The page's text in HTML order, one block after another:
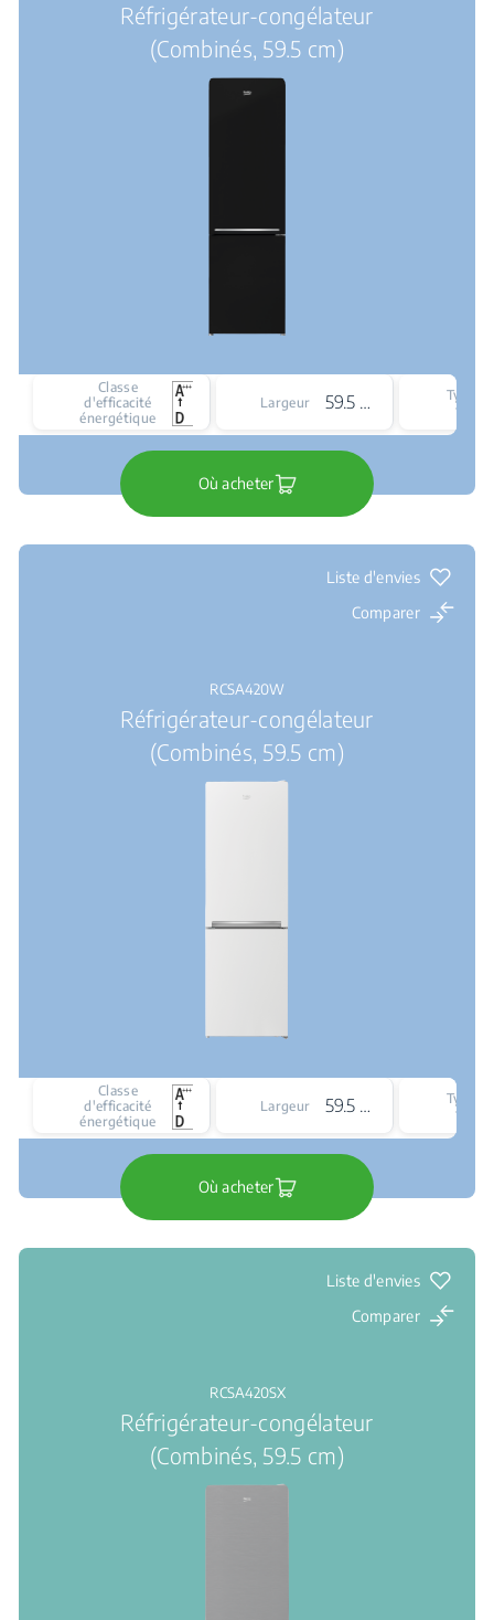
Réfrigérateur-congélateur
(Combinés, 59.5 cm)
Classe
d'efficacité
énergétique
Largeur 59.5 cm
Type
froid
Où acheter
Liste d'envies
Comparer
RCSA420W
Réfrigérateur-congélateur
(Combinés, 59.5 cm)
Classe
d'efficacité
énergétique
Largeur 59.5 cm
Type
froid
Où acheter
Liste d'envies
Comparer
RCSA420SX
Réfrigérateur-congélateur
(Combinés, 59.5 cm)